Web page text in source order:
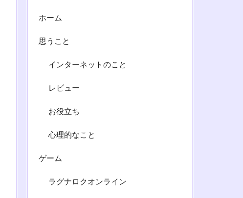
ホーム
思うこと
インターネットのこと
レビュー
お役立ち
心理的なこと
ゲーム
ラグナロクオンライン